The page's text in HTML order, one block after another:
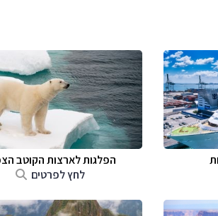
הפלגות לארצות הקוטב
לחץ לפרטים